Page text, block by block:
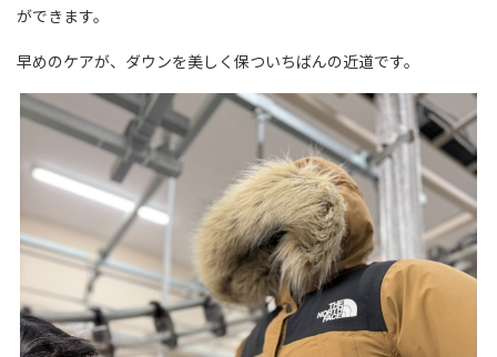
ができます。
早めのケアが、ダウンを美しく保ついちばんの近道です。